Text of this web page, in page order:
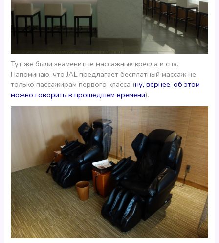
Тут же были знаменитые массажные кресла и спа.
Напоминаю, что JAL предлагает бесплатный массаж не
только пассажирам первого класса (ну, вернее, об этом
можно говорить в прошедшем времени).